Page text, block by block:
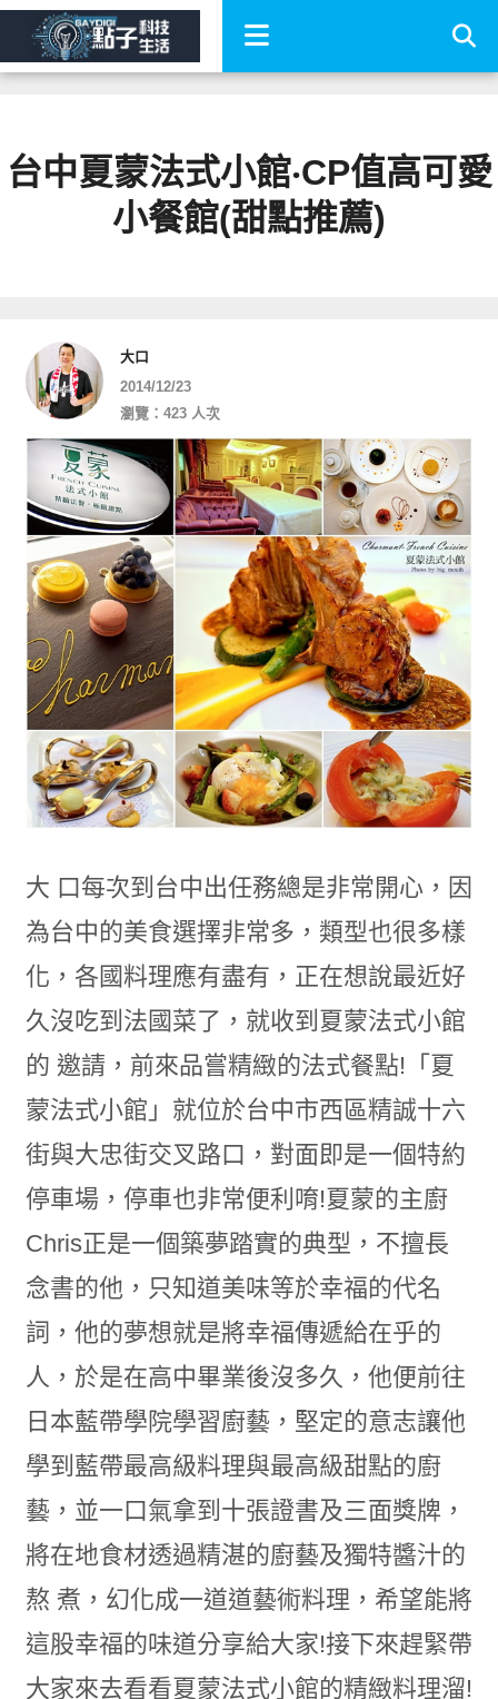
台中夏蒙法式小館‧CP值高可愛
小餐館(甜點推薦)
大口
2014/12/23
瀏覽：423 人次
大 口每次到台中出任務總是非常開心，因
為台中的美食選擇非常多，類型也很多樣
化，各國料理應有盡有，正在想說最近好
久沒吃到法國菜了，就收到夏蒙法式小館
的 邀請，前來品嘗精緻的法式餐點!「夏
蒙法式小館」就位於台中市西區精誠十六
街與大忠街交叉路口，對面即是一個特約
停車場，停車也非常便利唷!夏蒙的主廚
Chris正是一個築夢踏實的典型，不擅長
念書的他，只知道美味等於幸福的代名
詞，他的夢想就是將幸福傳遞給在乎的
人，於是在高中畢業後沒多久，他便前往
日本藍帶學院學習廚藝，堅定的意志讓他
學到藍帶最高級料理與最高級甜點的廚
藝，並一口氣拿到十張證書及三面獎牌，
將在地食材透過精湛的廚藝及獨特醬汁的
熬 煮，幻化成一道道藝術料理，希望能將
這股幸福的味道分享給大家!接下來趕緊帶
大家來去看看夏蒙法式小館的精緻料理溜!